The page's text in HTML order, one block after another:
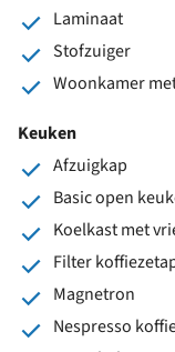
Laminaat
Stofzuiger
Woonkamer
Keuken
Afzuigkap
Basic open
Koelkast met
Filter
Magnetron
Nespresso